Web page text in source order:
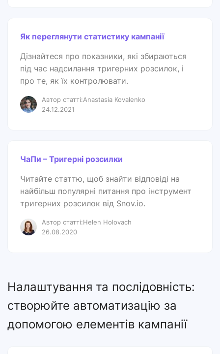
Як переглянути статистику кампанії
Дізнайтеся про показники, які збираються
під час надсилання тригерних розсилок, і
про те, як їх контролювати.
Автор статті:Anastasia Kovalenko
24.12.2021
ЧаПи – Тригерні розсилки
Читайте статтю, щоб знайти відповіді на
найбільш популярні питання про інструмент
тригерних розсилок від Snov.io.
Автор статті:Helen Holovach
26.08.2020
Налаштування та послідовність:
створюйте автоматизацію за
допомогою елементів кампанії